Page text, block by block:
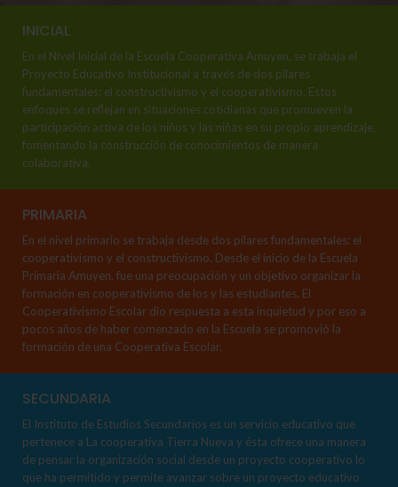
INICIAL
En el Nivel Inicial de la Escuela Cooperativa Amuyen, se trabaja el
Proyecto Educativo Institucional a través de dos pilares
fundamentales: el constructivismo y el cooperativismo. Estos
enfoques se reflejan en situaciones cotidianas que promueven la
participación activa de los niños y las niñas en su propio aprendizaje,
fomentando la construcción de conocimientos de manera
colaborativa.
PRIMARIA
En el nivel primario se trabaja desde dos pilares fundamentales: el
cooperativismo y el constructivismo. Desde el inicio de la Escuela
Primaria Amuyen, fue una preocupación y un objetivo organizar la
formación en cooperativismo de los y las estudiantes. El
Cooperativismo Escolar dio respuesta a esta inquietud y por eso a
pocos años de haber comenzado en la Escuela se promovió la
formación de una Cooperativa Escolar.
SECUNDARIA
El Instituto de Estudios Secundarios es un servicio educativo que
pertenece a La cooperativa Tierra Nueva y ésta ofrece una manera
de pensar la organización social desde un proyecto cooperativo lo
que ha permitido y permite avanzar sobre un proyecto educativo